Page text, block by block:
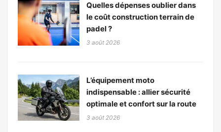
Quelles dépenses oublier dans
le coût construction terrain de
padel ?
3 août 2026
L’équipement moto
indispensable : allier sécurité
optimale et confort sur la route
3 août 2026